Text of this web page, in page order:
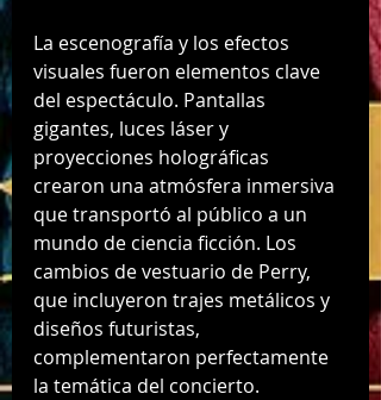
La escenografía y los efectos
visuales fueron elementos clave
del espectáculo. Pantallas
gigantes, luces láser y
proyecciones holográficas
crearon una atmósfera inmersiva
que transportó al público a un
mundo de ciencia ficción. Los
cambios de vestuario de Perry,
que incluyeron trajes metálicos y
diseños futuristas,
complementaron perfectamente
la temática del concierto.